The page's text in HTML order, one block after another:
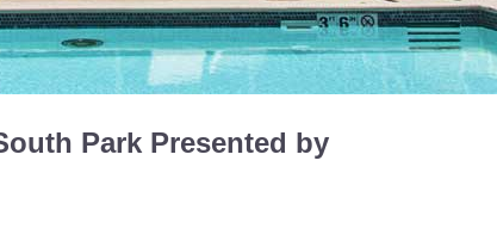
Park Presented by